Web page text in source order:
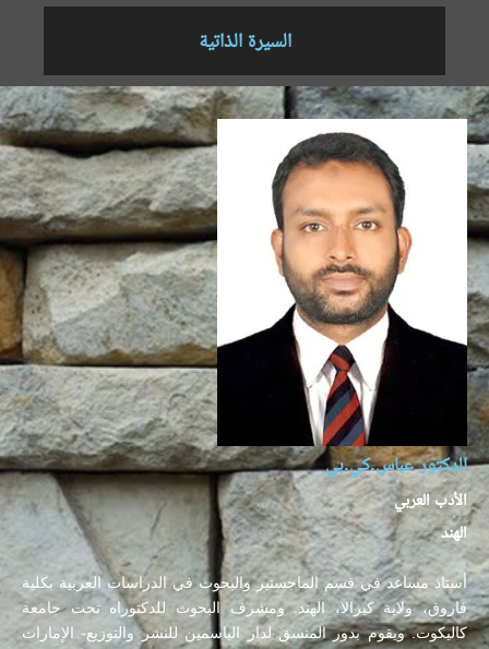
السيرة الذاتية
الدكتور عباس.كي.بي
الأدب العربي
الهند
أستاذ مساعد في قسم الماجستير والبحوث في الدراسات العربية بكلية
فاروق، ولاية كيرالا، الهند. ومشرف البحوث للدكتوراه تحت جامعة
كاليكوت. ويقوم بدور المنسق لدار الياسمين للنشر والتوزيع- الإمارات